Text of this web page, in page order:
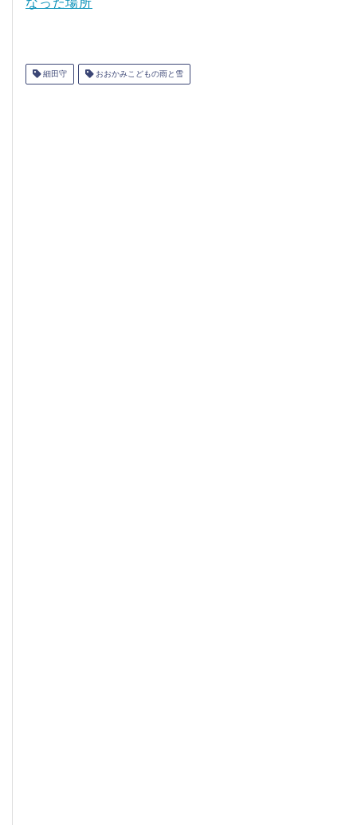
なった場所
細田守 おおかみこどもの雨と雪